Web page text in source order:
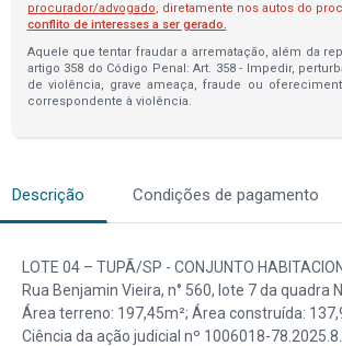
procurador/advogado, diretamente nos autos do
conflito de interesses a ser gerado.
Aquele que tentar fraudar a arrematação, além da
artigo 358 do Código Penal: Art. 358 - Impedir,
de violência, grave ameaça, fraude ou
correspondente à violência.
Descrição Condições de pagamento
LOTE 04 – TUPÃ/SP - CONJUNTO
Rua Benjamin Vieira, n° 560, lote 7 da quadra N.
Área terreno: 197,45m²; Área construída:
Ciência da ação judicial nº 1006018-